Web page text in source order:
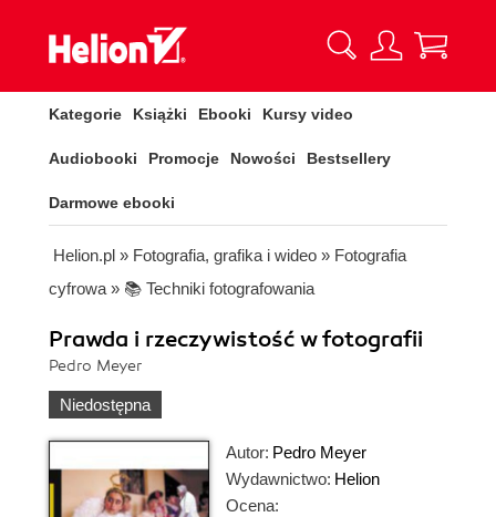
Kategorie Książki Ebooki Kursy video
Audiobooki Promocje Nowości Bestsellery
Darmowe ebooki
Helion.pl » Fotografia, grafika i wideo » Fotografia
cyfrowa » 📚 Techniki fotografowania
Prawda i rzeczywistość w fotografii
Pedro Meyer
Niedostępna
Autor: Pedro Meyer
Wydawnictwo: Helion
Ocena: